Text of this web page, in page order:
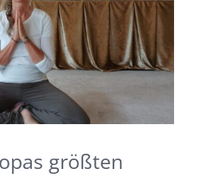
größten